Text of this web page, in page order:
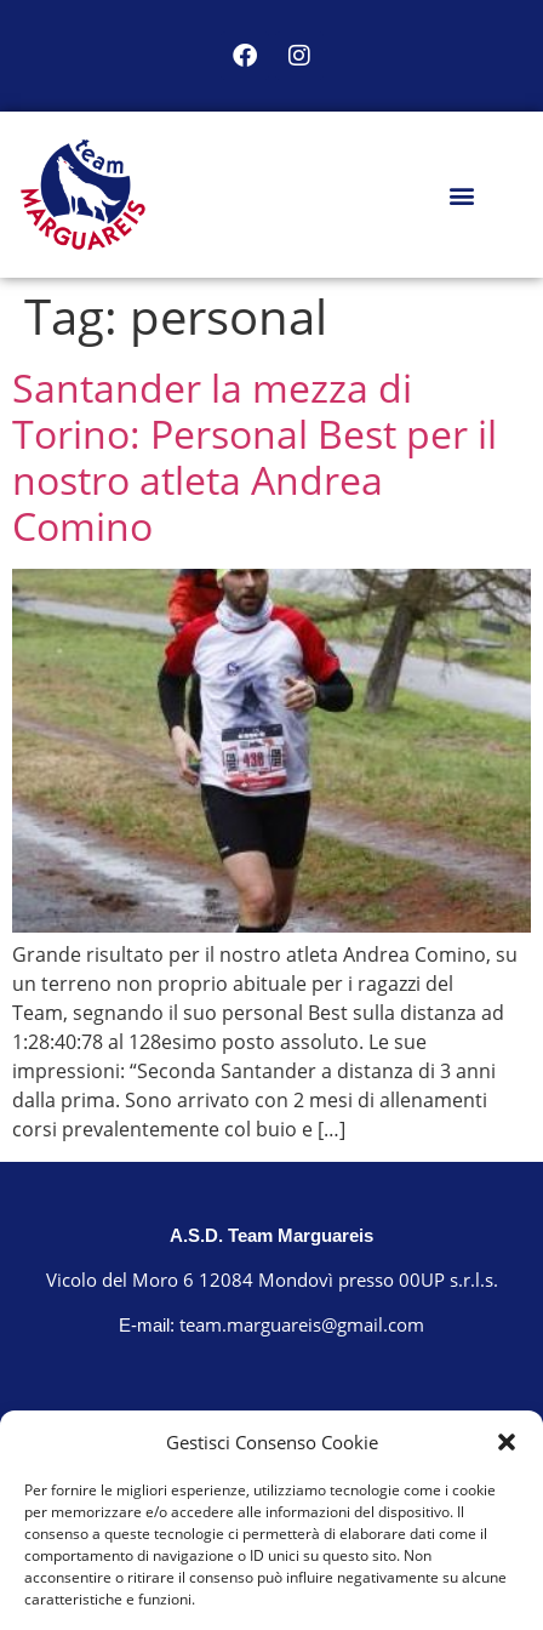
Gestisci Consenso Cookie
Per fornire le migliori esperienze, utilizziamo tecnologie come i cookie
per memorizzare e/o accedere alle informazioni del dispositivo. Il
consenso a queste tecnologie ci permetterà di elaborare dati come il
comportamento di navigazione o ID unici su questo sito. Non
acconsentire o ritirare il consenso può influire negativamente su alcune
caratteristiche e funzioni.
Tag: personal
Santander la mezza di
Torino: Personal Best per il
nostro atleta Andrea
Comino
Grande risultato per il nostro atleta Andrea Comino, su
un terreno non proprio abituale per i ragazzi del
Team, segnando il suo personal Best sulla distanza ad
1:28:40:78 al 128esimo posto assoluto. Le sue
impressioni: “Seconda Santander a distanza di 3 anni
dalla prima. Sono arrivato con 2 mesi di allenamenti
corsi prevalentemente col buio e […]
A.S.D. Team Marguareis
Vicolo del Moro 6 12084 Mondovì presso 00UP s.r.l.s.
E-mail: team.marguareis@gmail.com